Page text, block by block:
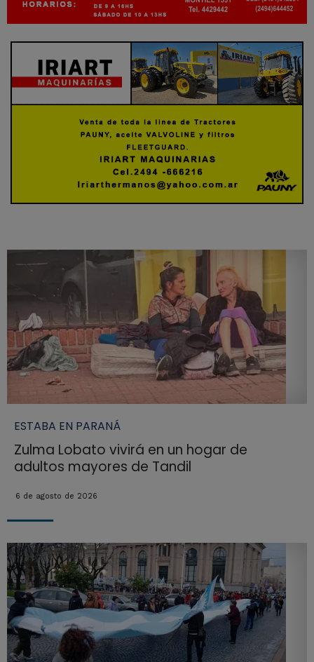
ESTABA EN PARANÁ
Zulma Lobato vivirá en un hogar de
adultos mayores de Tandil
6 de agosto de 2026